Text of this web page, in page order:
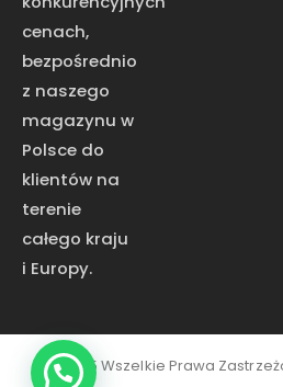
cenach,
bezpośrednio
z naszego
magazynu w
Polsce do
klientów na
terenie
całego kraju
i Europy.
©2025 Wszelkie Prawa